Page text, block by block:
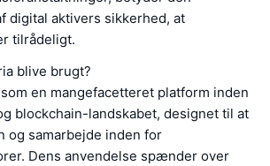
digital aktivers sikkerhed, at
tilrådeligt.
blive brugt?
en mangefacetteret platform inden
blockchain-landskabet, designet til at
og samarbejde inden for
Dens anvendelse spænder over